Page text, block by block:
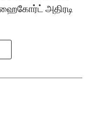
ஹைகோர்ட் அதிரடி